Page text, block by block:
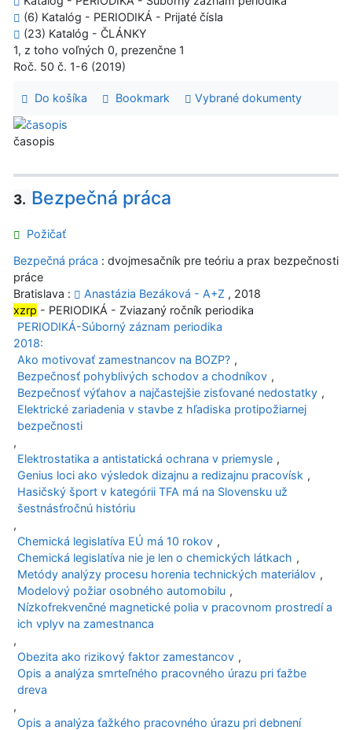
(6) Katalóg - PERIODIKÁ - Prijaté čísla
(23) Katalóg - ČLÁNKY
1, z toho voľných 0, prezenčne 1
Roč. 50 č. 1-6 (2019)
Do košíka Bookmark Vybrané dokumenty
časopis
3. Bezpečná práca
Požičať
Bezpečná práca : dvojmesačník pre teóriu a prax bezpečnosti
práce
Bratislava :
Anastázia Bezáková - A+Z , 2018
xzrp - PERIODIKÁ - Zviazaný ročník periodika
PERIODIKÁ-Súborný záznam periodika
2018:
Ako motivovať zamestnancov na BOZP? ,
Bezpečnosť pohyblivých schodov a chodníkov ,
Bezpečnosť výťahov a najčastejšie zisťované nedostatky ,
Elektrické zariadenia v stavbe z hľadiska protipožiarnej
bezpečnosti
,
Elektrostatika a antistatická ochrana v priemysle ,
Genius loci ako výsledok dizajnu a redizajnu pracovísk ,
Hasičský šport v kategórii TFA má na Slovensku už
šestnásťročnú históriu
,
Chemická legislatíva EÚ má 10 rokov ,
Chemická legislatíva nie je len o chemických látkach ,
Metódy analýzy procesu horenia technických materiálov ,
Modelový požiar osobného automobilu ,
Nízkofrekvenčné magnetické polia v pracovnom prostredí a
ich vplyv na zamestnanca
,
Obezita ako rizikový faktor zamestancov ,
Opis a analýza smrteľného pracovného úrazu pri ťažbe
dreva
,
Opis a analýza ťažkého pracovného úrazu pri debnení